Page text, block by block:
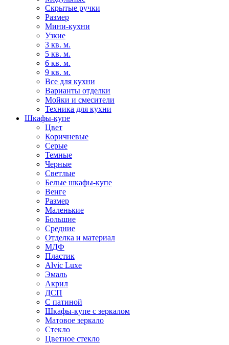
Скрытые ручки
Размер
Мини-кухни
Узкие
3 кв. м.
5 кв. м.
6 кв. м.
9 кв. м.
Все для кухни
Варианты отделки
Мойки и смесители
Техника для кухни
Шкафы-купе
Цвет
Коричневые
Серые
Темные
Черные
Светлые
Белые шкафы-купе
Венге
Размер
Маленькие
Большие
Средние
Отделка и материал
МДФ
Пластик
Alvic Luxe
Эмаль
Акрил
ДСП
С патиной
Шкафы-купе с зеркалом
Матовое зеркало
Стекло
Цветное стекло